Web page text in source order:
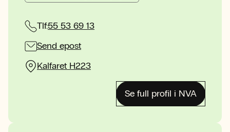
Tlf:55 53 69 13
Send epost
Kalfaret H223
Se full profil i NVA